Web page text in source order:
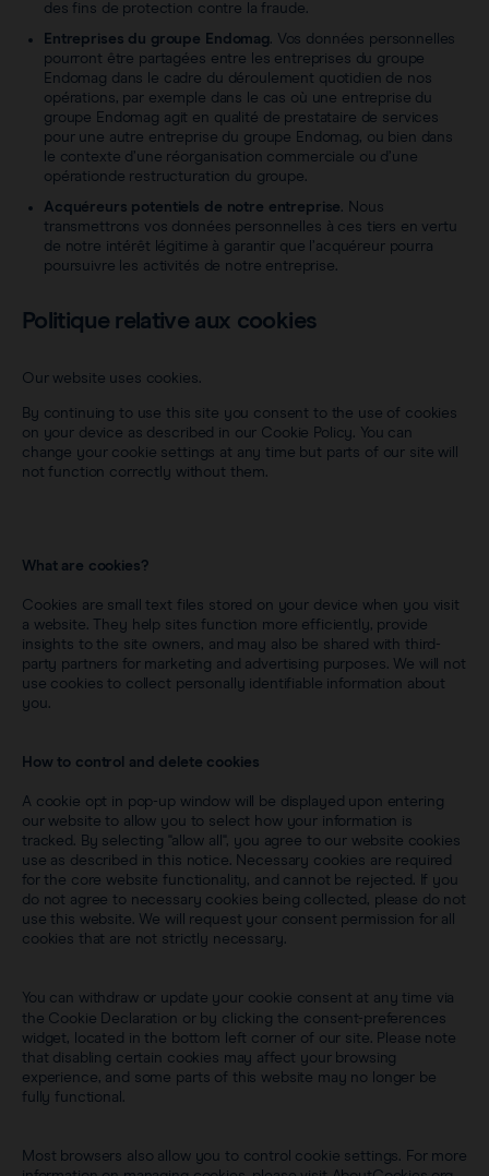
des fins de protection contre la fraude.
Entreprises du groupe Endomag. Vos données personnelles
pourront être partagées entre les entreprises du groupe
Endomag dans le cadre du déroulement quotidien de nos
opérations, par exemple dans le cas où une entreprise du
groupe Endomag agit en qualité de prestataire de services
pour une autre entreprise du groupe Endomag, ou bien dans
le contexte d’une réorganisation commerciale ou d’une
opérationde restructuration du groupe.
Acquéreurs potentiels de notre entreprise. Nous
transmettrons vos données personnelles à ces tiers en vertu
de notre intérêt légitime à garantir que l’acquéreur pourra
poursuivre les activités de notre entreprise.
Politique relative aux cookies
Our website uses cookies.
By continuing to use this site you consent to the use of cookies
on your device as described in our Cookie Policy. You can
change your cookie settings at any time but parts of our site will
not function correctly without them.
What are cookies?
Cookies are small text files stored on your device when you visit
a website. They help sites function more efficiently, provide
insights to the site owners, and may also be shared with third-
party partners for marketing and advertising purposes. We will not
use cookies to collect personally identifiable information about
you.
How to control and delete cookies
A cookie opt in pop-up window will be displayed upon entering
our website to allow you to select how your information is
tracked. By selecting "allow all", you agree to our website cookies
use as described in this notice. Necessary cookies are required
for the core website functionality, and cannot be rejected. If you
do not agree to necessary cookies being collected, please do not
use this website. We will request your consent permission for all
cookies that are not strictly necessary.
You can withdraw or update your cookie consent at any time via
the Cookie Declaration or by clicking the consent-preferences
widget, located in the bottom left corner of our site. Please note
that disabling certain cookies may affect your browsing
experience, and some parts of this website may no longer be
fully functional.
Most browsers also allow you to control cookie settings. For more